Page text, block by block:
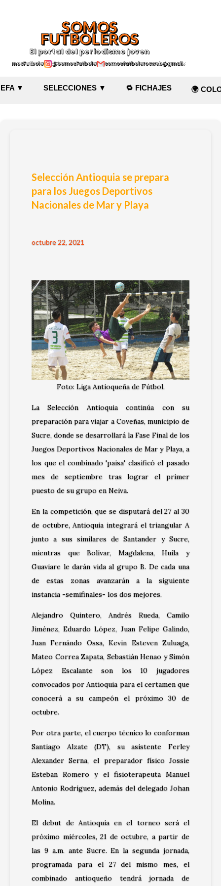
SOMOS
FUTBOLEROS
El portal del periodismo joven
@SomosFutbolerossomosfutbolerosweb@gmail.com
▼ SELECCIONES ▼ 🔁 FICHAJES 🌍
Selección Antioquia se prepara
para los Juegos Deportivos
Nacionales de Mar y Playa
octubre 22, 2021
Foto: Liga Antioqueña de Fútbol.
La Selección Antioquia continúa con su
preparación para viajar a Coveñas, municipio de
Sucre, donde se desarrollará la Fase Final de los
Juegos Deportivos Nacionales de Mar y Playa, a
los que el combinado 'paisa' clasificó el pasado
mes de septiembre tras lograr el primer
puesto de su grupo en Neiva.
En la competición, que se disputará del 27 al 30
de octubre, Antioquia integrará el triangular A
junto a sus similares de Santander y Sucre,
mientras que Bolívar, Magdalena, Huila y
Guaviare le darán vida al grupo B. De cada una
de estas zonas avanzarán a la siguiente
instancia -semifinales- los dos mejores.
Alejandro Quintero, Andrés Rueda, Camilo
Jiménez, Eduardo López, Juan Felipe Galindo,
Juan Fernándo Ossa, Kevin Esteven Zuluaga,
Mateo Correa Zapata, Sebastián Henao y Simón
López Escalante son los 10 jugadores
convocados por Antioquia para el certamen que
conocerá a su campeón el próximo 30 de
octubre.
Por otra parte, el cuerpo técnico lo conforman
Santiago Alzate (DT), su asistente Ferley
Alexander Serna, el preparador físico Jossie
Esteban Romero y el fisioterapeuta Manuel
Antonio Rodríguez, además del delegado Johan
Molina.
El debut de Antioquia en el torneo será el
próximo miércoles, 21 de octubre, a partir de
las 9 a.m. ante Sucre. En la segunda jornada,
programada para el 27 del mismo mes, el
combinado antioqueño tendrá jornada de